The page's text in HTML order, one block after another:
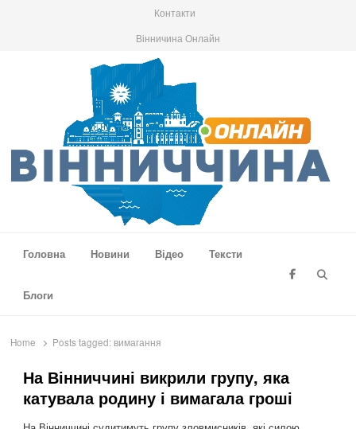
Контакти
Вінничина Онлайн
Головна
Новини Відео Тексти
Блоги
Home Posts tagged: вимагання
На Вінниччині викрили групу, яка
катувала родину і вимагала гроші